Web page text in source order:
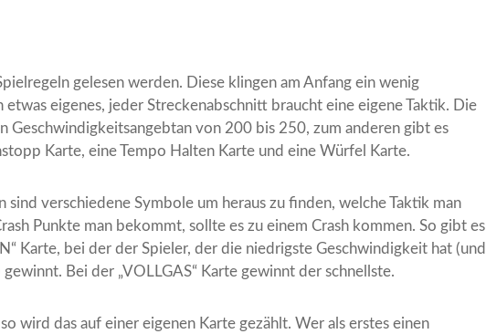
gelesen werden. Diese klingen am Anfang ein wenig
eigenes, jeder Streckenabschnitt braucht eine eigene Taktik. Die
Geschwindigkeitsangebtan von 200 bis 250, zum anderen gibt es
Karte, eine Tempo Halten Karte und eine Würfel Karte.
sind verschiedene Symbole um heraus zu finden, welche Taktik man
Punkte man bekommt, sollte es zu einem Crash kommen. So gibt es
Karte, bei der der Spieler, der die niedrigste Geschwindigkeit hat (und
Bei der „VOLLGAS“ Karte gewinnt der schnellste.
wird das auf einer eigenen Karte gezählt. Wer als erstes einen